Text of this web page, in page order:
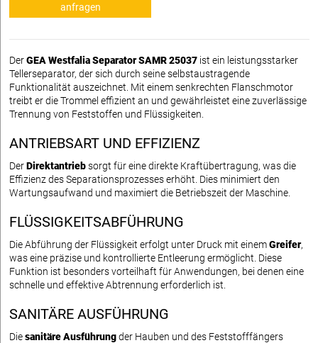
anfragen
DerGEA Westfalia Separator SAMR 25037 ist ein leistungsstarker
Tellerseparator, der sich durch seine selbstaustragende
Funktionalität auszeichnet. Mit einem senkrechten Flanschmotor
treibt er die Trommel effizient an und gewährleistet eine zuverlässige
Trennung von Feststoffen und Flüssigkeiten.
ANTRIEBSART UND EFFIZIENZ
DerDirektantriebsorgt für eine direkte Kraftübertragung, was die
Effizienz des Separationsprozesses erhöht. Dies minimiert den
Wartungsaufwand und maximiert die Betriebszeit der Maschine.
FLÜSSIGKEITSABFÜHRUNG
Die Abführung der Flüssigkeit erfolgt unter Druck mit einemGreifer,
was eine präzise und kontrollierte Entleerung ermöglicht. Diese
Funktion ist besonders vorteilhaft für Anwendungen, bei denen eine
schnelle und effektive Abtrennung erforderlich ist.
SANITÄRE AUSFÜHRUNG
Diesanitäre Ausführungder Hauben und des Feststofffängers